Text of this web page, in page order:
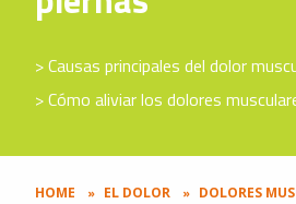
HOME EL DOLOR
DOLORES
Causas principales del dolor
Cómo aliviar los dolores